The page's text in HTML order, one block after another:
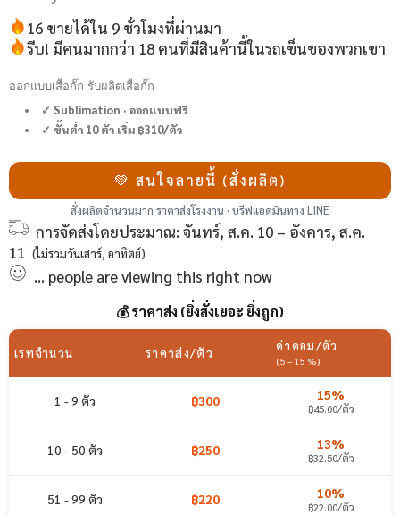
การให้
คะแนน
ของลูกค้า
16 ขายได้ใน 9 ชั่วโมงที่ผ่านมา
รีบ! มีคนมากกว่า 18 คนที่มีสินค้านี้ในรถเข็นของพวกเขา
ออกแบบเสื้อกั๊ก รับผลิตเสื้อกั๊ก
✓ Sublimation · ออกแบบฟรี
✓ ขั้นต่ำ 10 ตัว เริ่ม ฿310/ตัว
💚 สนใจลายนี้ (สั่งผลิต)
สั่งผลิตจำนวนมาก ราคาส่งโรงงาน · บรีฟแอดมินทาง LINE
การจัดส่งโดยประมาณ:จันทร์, ส.ค. 10 – อังคาร, ส.ค.
11 (ไม่รวมวันเสาร์, อาทิตย์)
... people are viewing this right now
💰 ราคาส่ง (ยิ่งสั่งเยอะ ยิ่งถูก)
เรทจำนวน ราคาส่ง/ตัว ค่าคอม/ตัว
(5–15%)
1 - 9 ตัว ฿300 15%
฿45.00/ตัว
10 - 50 ตัว ฿250 13%
฿32.50/ตัว
51 - 99 ตัว ฿220 10%
฿22.00/ตัว